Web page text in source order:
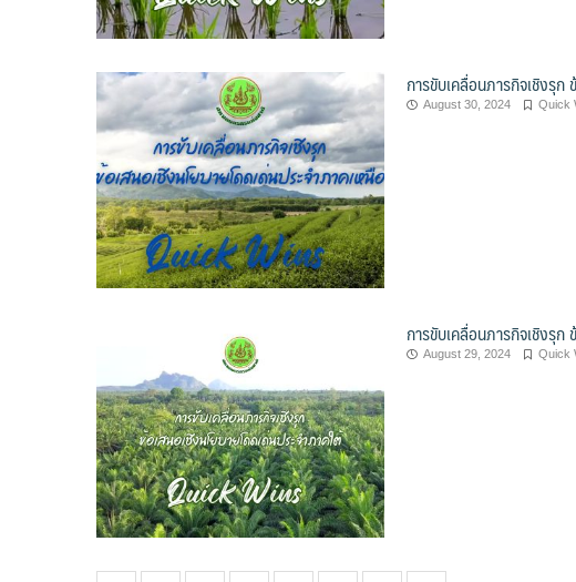
การขับเคลื่อนภารกิจเชิงรุก
August 30, 2024 Quick
การขับเคลื่อนภารกิจเชิงรุก
August 29, 2024 Quick